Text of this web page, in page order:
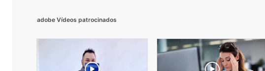
adobe Vídeos patrocinados